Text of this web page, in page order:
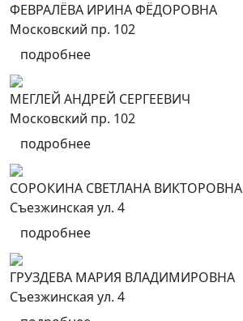
ФЕВРАЛЁВА ИРИНА ФЁДОРОВНА
Московский пр. 102
подробнее
МЕГЛЕЙ АНДРЕЙ СЕРГЕЕВИЧ
Московский пр. 102
подробнее
СОРОКИНА СВЕТЛАНА ВИКТОРОВНА
Съезжинская ул. 4
подробнее
ГРУЗДЕВА МАРИЯ ВЛАДИМИРОВНА
Съезжинская ул. 4